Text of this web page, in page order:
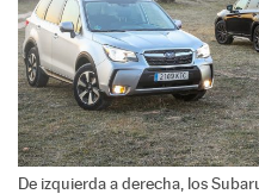
De izquierda a derecha, los